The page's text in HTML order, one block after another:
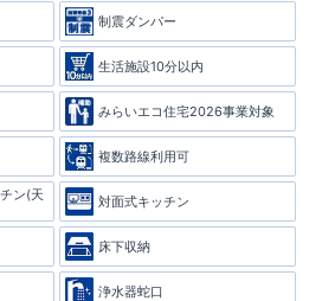
制震ダンパー
生活施設10分以内
みらいエコ住宅2026事業対象
複数路線利用可
ン(天
対面式キッチン
床下収納
浄水器蛇口